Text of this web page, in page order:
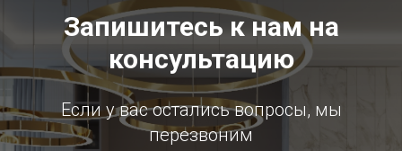
Запишитесь к нам на
консультацию
Если у вас остались вопросы, мы
перезвоним